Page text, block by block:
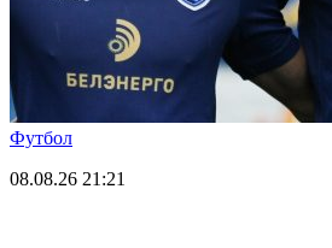
Футбол
08.08.26 21:21